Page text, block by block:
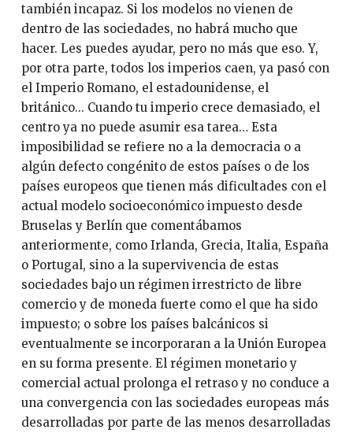
también incapaz. Si los modelos no vienen de
dentro de las sociedades, no habrá mucho que
hacer. Les puedes ayudar, pero no más que eso. Y,
por otra parte, todos los imperios caen, ya pasó con
el Imperio Romano, el estadounidense, el
británico... Cuando tu imperio crece demasiado, el
centro ya no puede asumir esa tarea… Esta
imposibilidad se refiere no a la democracia o a
algún defecto congénito de estos países o de los
países europeos que tienen más dificultades con el
actual modelo socioeconómico impuesto desde
Bruselas y Berlín que comentábamos
anteriormente, como Irlanda, Grecia, Italia, España
o Portugal, sino a la supervivencia de estas
sociedades bajo un régimen irrestricto de libre
comercio y de moneda fuerte como el que ha sido
impuesto; o sobre los países balcánicos si
eventualmente se incorporaran a la Unión Europea
en su forma presente. El régimen monetario y
comercial actual prolonga el retraso y no conduce a
una convergencia con las sociedades europeas más
desarrolladas por parte de las menos desarrolladas